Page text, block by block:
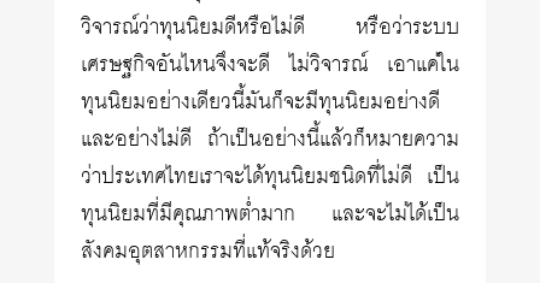
วิจารณ์ว่าทุนนิยมดีหรือไม่ดี หรือว่าระบบ
เศรษฐกิจอันไหนจึงจะดี ไม่วิจารณ์ เอาแค่ใน
ทุนนิยมอย่างเดียวนี้มันก็จะมีทุนนิยมอย่างดี
และอย่างไม่ดี ถ้าเป็นอย่างนี้แล้วก็หมายความ
ว่าประเทศไทยเราจะได้ทุนนิยมชนิดที่ไม่ดี เป็น
ทุนนิยมที่มีคุณภาพต่ำมาก และจะไม่ได้เป็น
สังคมอุตสาหกรรมที่แท้จริงด้วย